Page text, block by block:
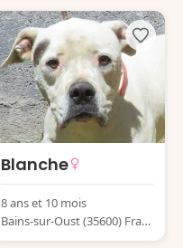
Blanche
8 ans et 10 mois
Bains-sur-Oust (35600) Franc
e